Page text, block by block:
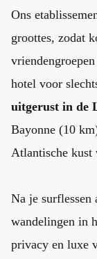
Ons
groottes, zodat
hotel voor
uitgerust in de
Bayonne (10
Atlantische kust
Na je surflessen
wandelingen in
privacy en luxe